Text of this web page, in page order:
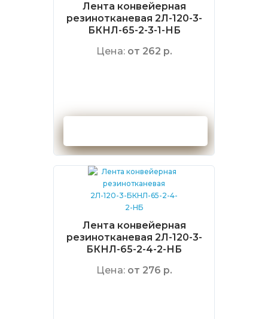
Лента конвейерная
резинотканевая 2Л-120-3-
БКНЛ-65-2-3-1-НБ
Цена: от 262 р.
Лента конвейерная
резинотканевая 2Л-120-3-
БКНЛ-65-2-4-2-НБ
Цена: от 276 р.